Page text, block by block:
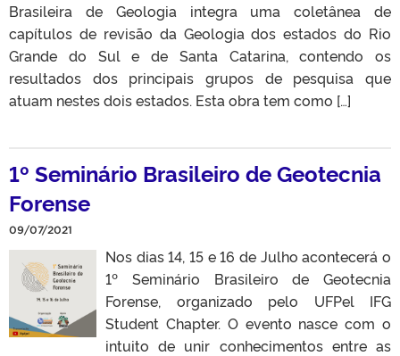
Brasileira de Geologia integra uma coletânea de
capítulos de revisão da Geologia dos estados do Rio
Grande do Sul e de Santa Catarina, contendo os
resultados dos principais grupos de pesquisa que
atuam nestes dois estados. Esta obra tem como […]
1º Seminário Brasileiro de Geotecnia
Forense
09/07/2021
Nos dias 14, 15 e 16 de Julho acontecerá o
1º Seminário Brasileiro de Geotecnia
Forense, organizado pelo UFPel IFG
Student Chapter. O evento nasce com o
intuito de unir conhecimentos entre as